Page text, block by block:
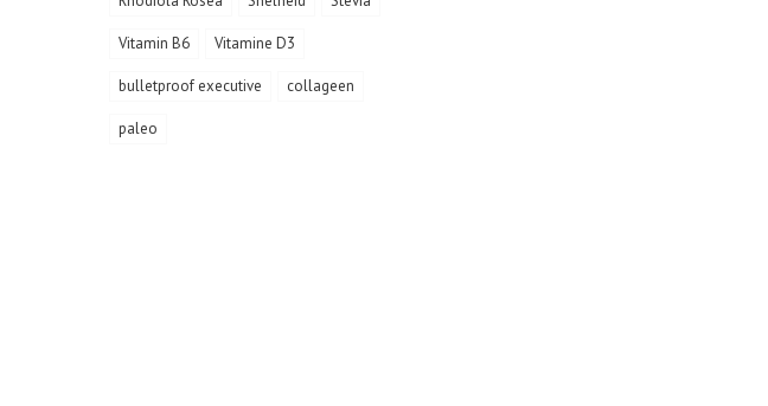
Vitamin B6 Vitamine D3
bulletproof executive collageen
paleo